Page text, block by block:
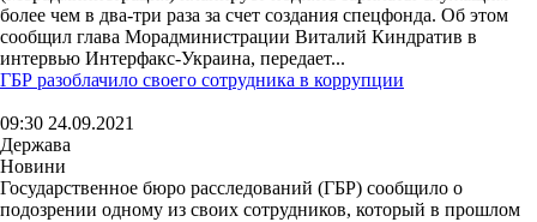
более чем в два-три раза за счет создания спецфонда. Об этом
сообщил глава Морадминистрации Виталий Киндратив в
интервью Интерфакс-Украина, передает...
ГБР разоблачило своего сотрудника в коррупции
09:30 24.09.2021
Держава
Новини
Государственное бюро расследований (ГБР) сообщило о
подозрении одному из своих сотрудников, который в прошлом